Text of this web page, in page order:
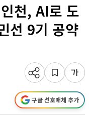
천, AI로 도
선 9기 공약
구글 선호매체 추가